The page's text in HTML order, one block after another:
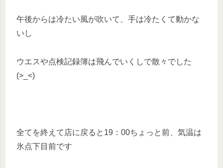
午後からは冷たい風が吹いて、手は冷たくて動かな
いし
ウエスや点検記録簿は飛んでいくしで散々でした
(>_<)
全てを終えて店に戻ると19：00ちょっと前、気温は
氷点下目前です